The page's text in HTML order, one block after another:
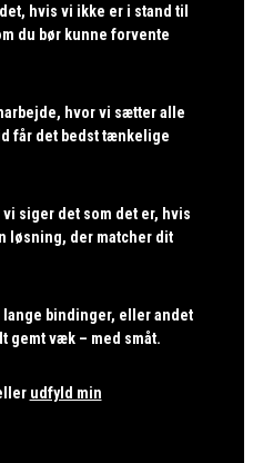
hvis vi ikke er i stand til
du bør kunne forvente
hvor vi sætter alle
får det bedst tænkelige
vi siger det som det er, hvis
løsning, der matcher dit
lange bindinger, eller andet
gemt væk – med småt.
udfyld min